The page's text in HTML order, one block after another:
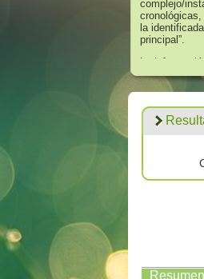
complejo/
la
principal”.
La
referencia a
2016
establecidos
Sustancias”
508/2007,
el
emisiones
y de las
integradas.
Los datos
emisiones
Resumen